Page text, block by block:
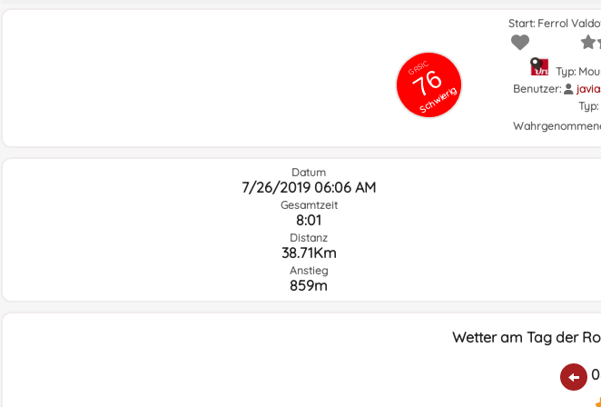
GRSIC
76
Schwierig
Start: Ferrol
Typ:
Benutzer:
Typ:
Datum
7/26/2019 06:06 AM
Gesamtzeit
8:01
Distanz
38.71Km
Anstieg
859m
Wetter am Tag der